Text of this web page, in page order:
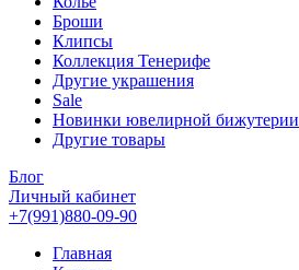
Броши
Клипсы
Коллекция Тенерифе
Другие украшения
Sale
Новинки ювелирной бижутерии
Другие товары
Блог
Личный кабинет
+7(991)880-09-90
Главная